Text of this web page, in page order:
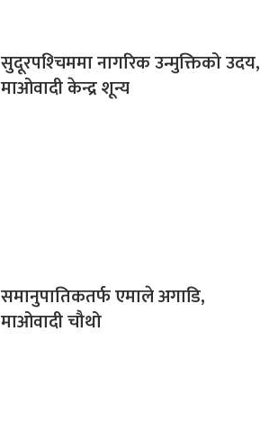
सुदूरपश्‍चिममा नागरिक उन्मुक्तिको उदय,
माओवादी केन्द्र शून्य
समानुपातिकतर्फ एमाले अगाडि,
माओवादी चौथो